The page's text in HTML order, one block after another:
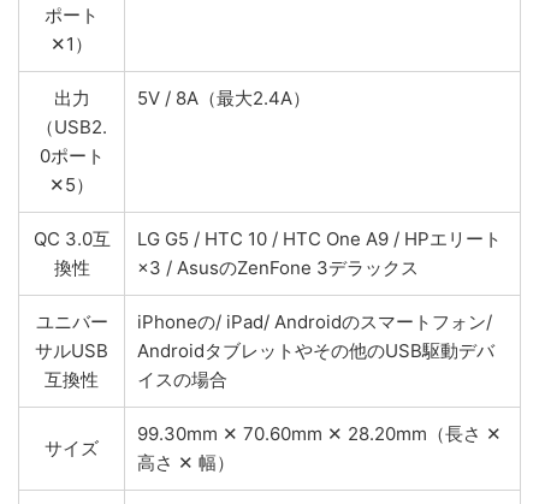
ポート
✕1）
出力
（USB2.
0ポート
✕5）
5V / 8A（最大2.4A）
QC 3.0互
換性
LG G5 / HTC 10 / HTC One A9 / HPエリート
×3 / AsusのZenFone 3デラックス
ユニバー
サルUSB
互換性
iPhoneの/ iPad/ Androidのスマートフォン/
Androidタブレットやその他のUSB駆動デバ
イスの場合
サイズ
99.30mm ✕ 70.60mm ✕ 28.20mm（長さ ✕
高さ ✕ 幅）